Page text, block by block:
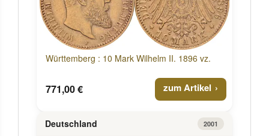
Württemberg : 10 Mark Wilhelm II. 1896 vz.
771,00 € zum Artikel
Deutschland 2001